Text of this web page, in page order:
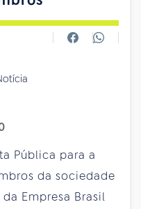
Pública para a
da sociedade
Empresa Brasil